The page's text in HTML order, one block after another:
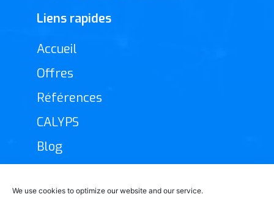
We use cookies to optimize our website and our service.
Liens rapides
Accueil
Offres
Références
CALYPS
Blog